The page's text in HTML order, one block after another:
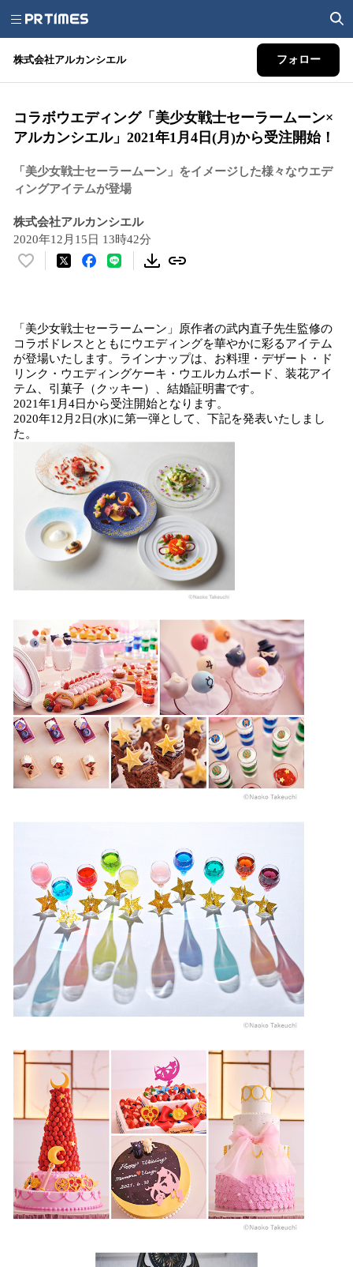
株式会社アルカンシエル フォロー
コラボウエディング「美少女戦士セーラームーン×
アルカンシエル」2021年1月4日(月)から受注開始！
「美少女戦士セーラームーン」をイメージした様々なウエデ
ィングアイテムが登場
株式会社アルカンシエル
2020年12月15日 13時42分
い
数
を
読
み
込
み
中
す
「美少女戦士セーラームーン」原作者の武内直子先生監修の
コラボドレスとともにウエディングを華やかに彩るアイテム
が登場いたします。ラインナップは、お料理・デザート・ド
リンク・ウエディングケーキ・ウエルカムボード、装花アイ
テム、引菓子（クッキー）、結婚証明書です。
2021年1月4日から受注開始となります。
2020年12月2日(水)に第一弾として、下記を発表いたしまし
た。